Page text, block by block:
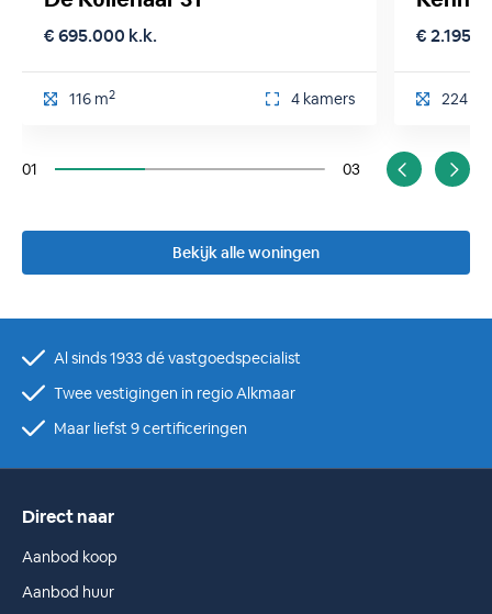
€ 695.000 k.k.
116 m2 4 kamers
€
224 m
01 03
Bekijk alle woningen
Al sinds 1933 dé vastgoedspecialist
Twee vestigingen in regio Alkmaar
Maar liefst 9 certificeringen
Direct naar
Aanbod koop
Aanbod huur